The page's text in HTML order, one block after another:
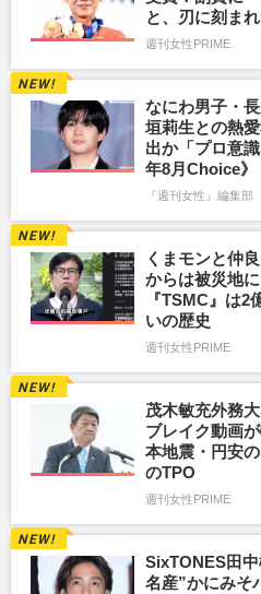
と、刃に刻ま
週刊女性PRIME
なにわ男子・
垣莉生との熱
出か「プロ意
年8月Choice》
『週刊女性』編集部
くまモンと仲
からは被災地
『TSMC』は2
いの歴史
週刊女性PRIME
茂木敏充外務
ブレイク動画
本地震・円安
のTPO
週刊女性PRIME
SixTONES田
名産”かにみそ